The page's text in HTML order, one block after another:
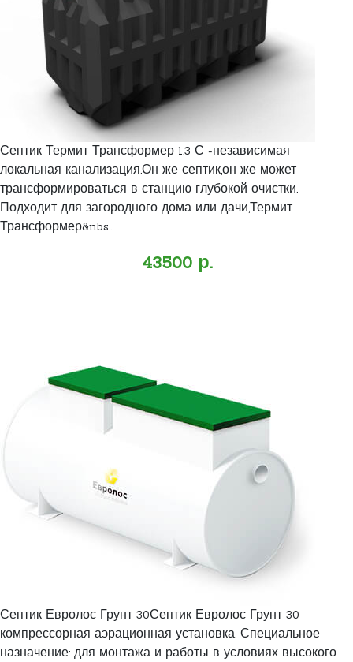
Септик Термит Трансформер 1.3 С -независимая
локальная канализация.Он же септик,он же может
трансформироваться в станцию глубокой очистки.
Подходит для загородного дома или дачи,Термит
Трансформер&nbs..
43500 р.
Септик Евролос Грунт 30Септик Евролос Грунт 30
компрессорная аэрационная установка. Специальное
назначение: для монтажа и работы в условиях высокого